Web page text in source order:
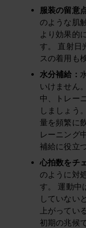
服装の留意
のような肌
より効果的
す。 直射日
スの着用も
水分補給 ：
いけません
中、トレー
しましょう
量を頻繁に
レーニング
補給に役立
心拍数をチ
のように対
す。 運動中
していない
上がってい
初期の兆候